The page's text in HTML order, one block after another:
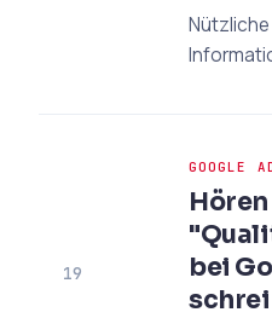
Nützliche
schalten.
19
GOOGLE
bei